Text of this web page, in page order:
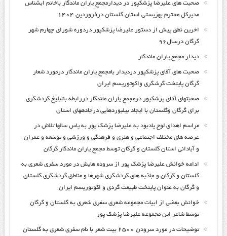
صحبت های علیرضا پزشکپور در دیدارمجمع یاران ماندگار باخانم ابشناس
مدیرکل محترم بهزیستی استان گلستان درفروردین ۱۴۰۴
اخرین نطق پیش از دستور علیرضا پزشکپور دردوره شورای چهارم شهر
گرگان درسال۹۶
دیدار مجمع یاران ماندگار
صحبت های آقای پزشکپور دردیدار بامجمع یاران ماندگار درمورد شعار
گرگان پایتخت گرشگری واکوتوریسم ایران
صحبتهای آقای پزشکپور درمجمع یاران ماندگار دررابطه باتبلیغ گردشگری
برای گرگان وگلستان با ایجاد بیلبوردهایی درجادههای استان
مراسم اهدای لوح یادبود به علیرضا پزشک پور به پاس سالها تلاش در
عرصه های مختلف اجتماعی و هنری و فرهنگی و ورزشی و توسعه و عمران
و آبادانی استان گلستان و گرگان توسط مجمع یاران ماندگار گرگان
ادامه خوانش علیرضا پزشک پور از سروده هایش در مورد سفری شعری به
گلستان و گرگان و جاذبه های گردشگری شهرها و مناطق گردشگری گلستان
و گرگان به عنوان پایتخت طبیعت گردی و اکوتوریسم ایران
خوانش بعضی از ابیات مجموعه شعری سفری شعری به گلستان و گرگان
توسط شاعر این مجموعه علیرضا پزشک پور
توضیحات در مورد سرودن ۲۵۰۰ بیت شعر با نام سفری شعری به گلستان